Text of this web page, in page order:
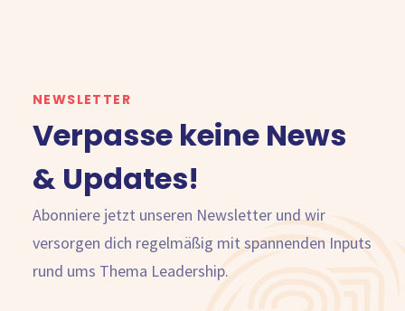
NEWSLETTER
Verpasse keine News
& Updates!
Abonniere jetzt unseren Newsletter und wir
versorgen dich regelmäßig mit spannenden Inputs
rund ums Thema Leadership.